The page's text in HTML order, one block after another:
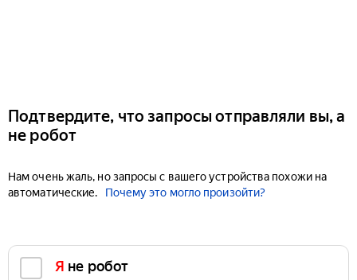
Подтвердите, что запросы отправляли вы, а
не робот
Нам очень жаль, но запросы с вашего устройства похожи на
автоматические.
Почему это могло произойти?
Я не робот